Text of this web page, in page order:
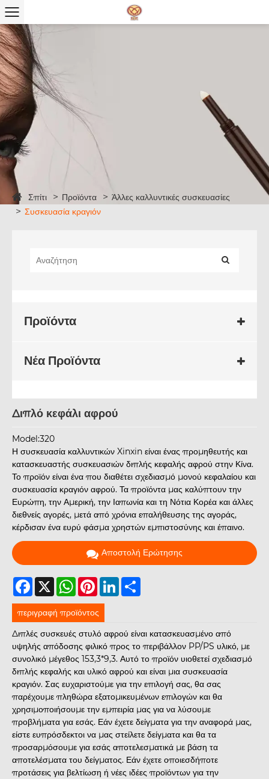
Σπίτι Προϊόντα
Άλλες καλλυντικές συσκευασίες
Συσκευασία κραγιόν
Προϊόντα
Νέα Προϊόντα
Διπλό κεφάλι αφρού
Model:320
Η συσκευασία καλλυντικών Xinxin είναι ένας προμηθευτής και
κατασκευαστής συσκευασιών διπλής κεφαλής αφρού στην Κίνα.
Το προϊόν είναι ένα που διαθέτει σχεδιασμό μονού κεφαλαίου και
συσκευασία κραγιόν αφρού. Τα προϊόντα μας καλύπτουν την
Ευρώπη, την Αμερική, την Ιαπωνία και τη Νότια Κορέα και άλλες
διεθνείς αγορές, μετά από χρόνια επαλήθευσης της αγοράς,
κέρδισαν ένα ευρύ φάσμα χρηστών εμπιστοσύνης και έπαινο.
Αποστολή Ερώτησης
Facebook
X WhatsAppPinterestLinkedIn
περιγραφή προϊόντος
Διπλές συσκευές στυλό αφρού είναι κατασκευασμένο από
υψηλής απόδοσης φιλικό προς το περιβάλλον PP/PS υλικό, με
συνολικό μέγεθος 153,3*9,3. Αυτό το προϊόν υιοθετεί σχεδιασμό
διπλής κεφαλής και υλικό αφρού και είναι μια συσκευασία
κραγιόν. Σας ευχαριστούμε για την επιλογή σας, θα σας
παρέχουμε πληθώρα εξατομικευμένων επιλογών και θα
χρησιμοποιήσουμε την εμπειρία μας για να λύσουμε
προβλήματα για εσάς. Εάν έχετε δείγματα για την αναφορά μας,
είστε ευπρόσδεκτοι να μας στείλετε δείγματα και θα τα
προσαρμόσουμε για εσάς αποτελεσματικά με βάση τα
αποτελέσματα του δείγματος. Εάν έχετε οποιεσδήποτε
προτάσεις για βελτίωση ή νέες ιδέες προϊόντων για την